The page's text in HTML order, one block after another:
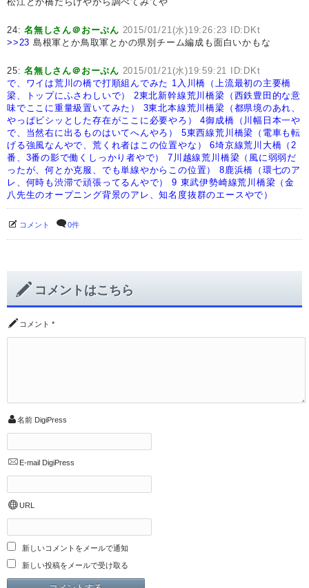
24:名無しさん＠おーぷん 2015/01/21(水)19:26:23 ID:DKt
>>23 島根軍とか鳥取軍とかの県別チーム編成も面白いかもな
25:名無しさん＠おーぷん 2015/01/21(水)19:59:21 ID:DKt
で、ワイは荒川の橋で打順組んでみた 1入川橋（上流最初の主要橋
梁、トップにふさわしいで）
2東北新幹線荒川橋梁（西鉄豊田的な意
味でここに重量級置いてみた）
3東北本線荒川橋梁（都県境のあれ、
やっぱビシッとした存在がここに必要やろ）
4御成橋（川幅日本一や
で、当然右に出るものはいてへんやろ）
5東西線荒川橋梁（電車も転
げる強風なんやで、荒くれ者はこの位置やな）
6埼京線荒川大橋（2
番、3番の影で働くしっかり者やで）
7川越線荒川橋梁（風に弱弱だ
ったが、何とか克服、でも単線やからこの位置）
8鹿浜橋（環七のア
レ、何時も渋滞で頑張ってるんやで）
9 東武伊勢崎線荒川橋梁（金
八先生のオープニング背景のアレ、知名度抜群のエースやで）
コメント 0件
コメントはこちら
コメント *
名前 DigiPress
E-mail DigiPress
URL
新しいコメントをメールで通知
新しい投稿をメールで受け取る